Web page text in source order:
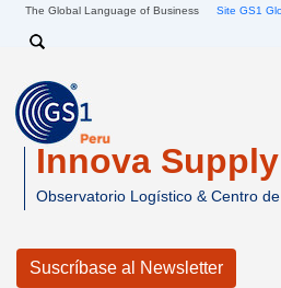
The Global Language of Business Site GS1
Search
Innova
Observatorio Logístico & Centro
Suscríbase al Newsletter